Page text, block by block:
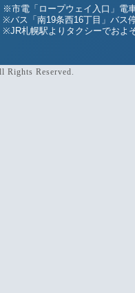
※市電「ロープウェイ入口」電
※バス「南19条西16丁目」バス
※JR札幌駅よりタクシーでおよ
Rights Reserved.